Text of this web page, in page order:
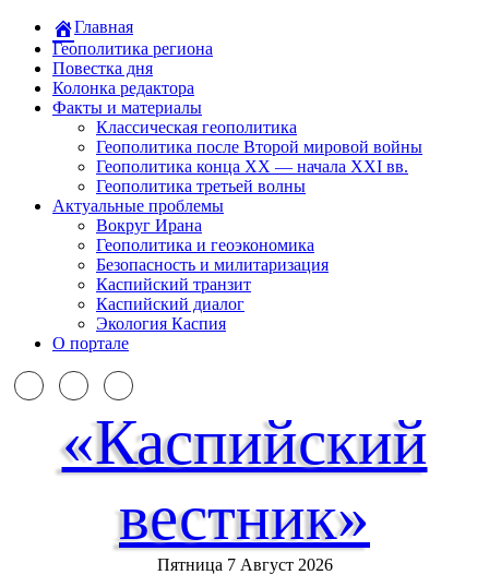
Главная
Геополитика региона
Повестка дня
Колонка редактора
Факты и материалы
Классическая геополитика
Геополитика после Второй мировой войны
Геополитика конца XX — начала XXI вв.
Геополитика третьей волны
Актуальные проблемы
Вокруг Ирана
Геополитика и геоэкономика
Безопасность и милитаризация
Каспийский транзит
Каспийский диалог
Экология Каспия
О портале
«Каспийский
вестник»
Пятница 7 Август 2026